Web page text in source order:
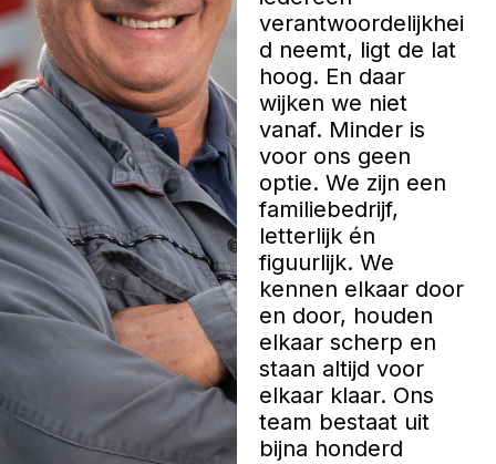
verantwoordelijkhei
d neemt, ligt de lat
hoog. En daar
wijken we niet
vanaf. Minder is
voor ons geen
optie. We zijn een
familiebedrijf,
letterlijk én
figuurlijk. We
kennen elkaar door
en door, houden
elkaar scherp en
staan altijd voor
elkaar klaar. Ons
team bestaat uit
bijna honderd